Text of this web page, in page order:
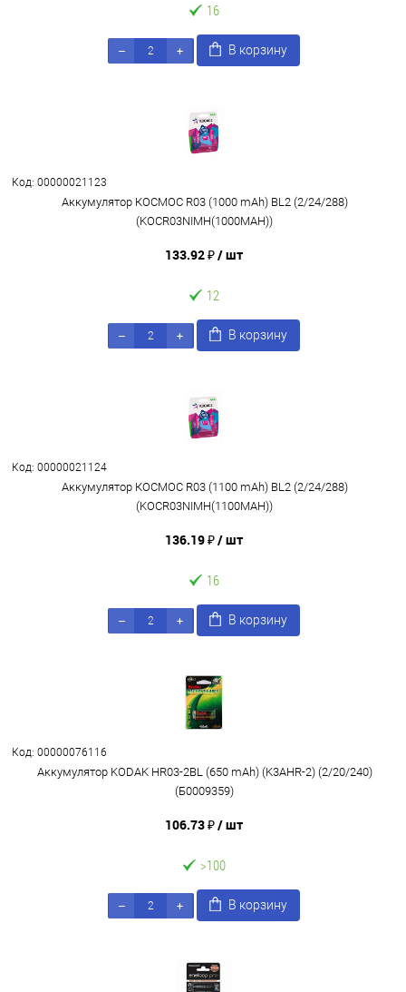
16
В корзину
Код: 00000021123
Аккумулятор КОСМОС R03 (1000 mAh) BL2 (2/24/288)
(KOCR03NIMH(1000MAH))
133.92 ₽/ шт
12
В корзину
Код: 00000021124
Аккумулятор КОСМОС R03 (1100 mAh) BL2 (2/24/288)
(KOCR03NIMH(1100MAH))
136.19 ₽/ шт
16
В корзину
Код: 00000076116
Аккумулятор KODAK HR03-2BL (650 mАh) (K3AHR-2) (2/20/240)
(Б0009359)
106.73 ₽/ шт
>100
В корзину